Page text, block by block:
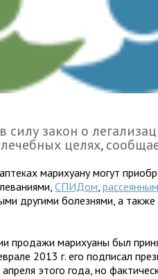
силу закон о
целях,
марихуану могут
СПИДом,
другими болезнями, а
продажи марихуаны был
2013 г. его подписал
этого года, но